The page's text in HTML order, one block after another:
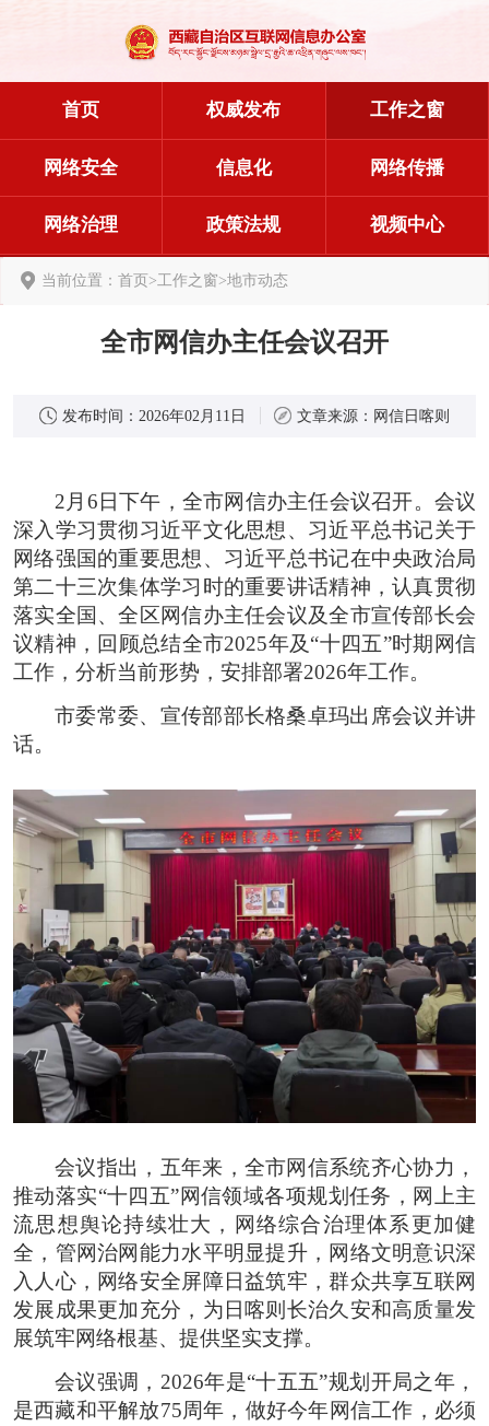
首页 权威发布 工作之窗
网络安全 信息化 网络传播
网络治理 政策法规 视频中心
当前位置： 首页>工作之窗>地市动态
全市网信办主任会议召开
发布时间： 2026年02月11日 文章来源： 网信日喀则
2月6日下午，全市网信办主任会议召开。会议
深入学习贯彻习近平文化思想、习近平总书记关于
网络强国的重要思想、习近平总书记在中央政治局
第二十三次集体学习时的重要讲话精神，认真贯彻
落实全国、全区网信办主任会议及全市宣传部长会
议精神，回顾总结全市2025年及“十四五”时期网信
工作，分析当前形势，安排部署2026年工作。
市委常委、宣传部部长格桑卓玛出席会议并讲
话。
会议指出，五年来，全市网信系统齐心协力，
推动落实“十四五”网信领域各项规划任务，网上主
流思想舆论持续壮大，网络综合治理体系更加健
全，管网治网能力水平明显提升，网络文明意识深
入人心，网络安全屏障日益筑牢，群众共享互联网
发展成果更加充分，为日喀则长治久安和高质量发
展筑牢网络根基、提供坚实支撑。
会议强调，2026年是“十五五”规划开局之年，
是西藏和平解放75周年，做好今年网信工作，必须